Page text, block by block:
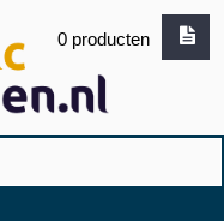
0 producten